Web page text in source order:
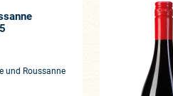
und Roussanne